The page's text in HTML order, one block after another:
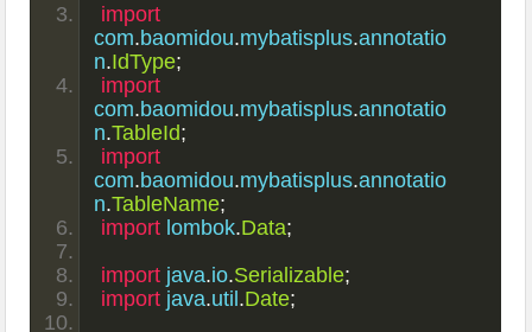
import
com.baomidou.mybatisplus.annotatio
n.IdType;
import
com.baomidou.mybatisplus.annotatio
n.TableId;
import
com.baomidou.mybatisplus.annotatio
n.TableName;
import lombok.Data;
import java.io.Serializable;
import java.util.Date;